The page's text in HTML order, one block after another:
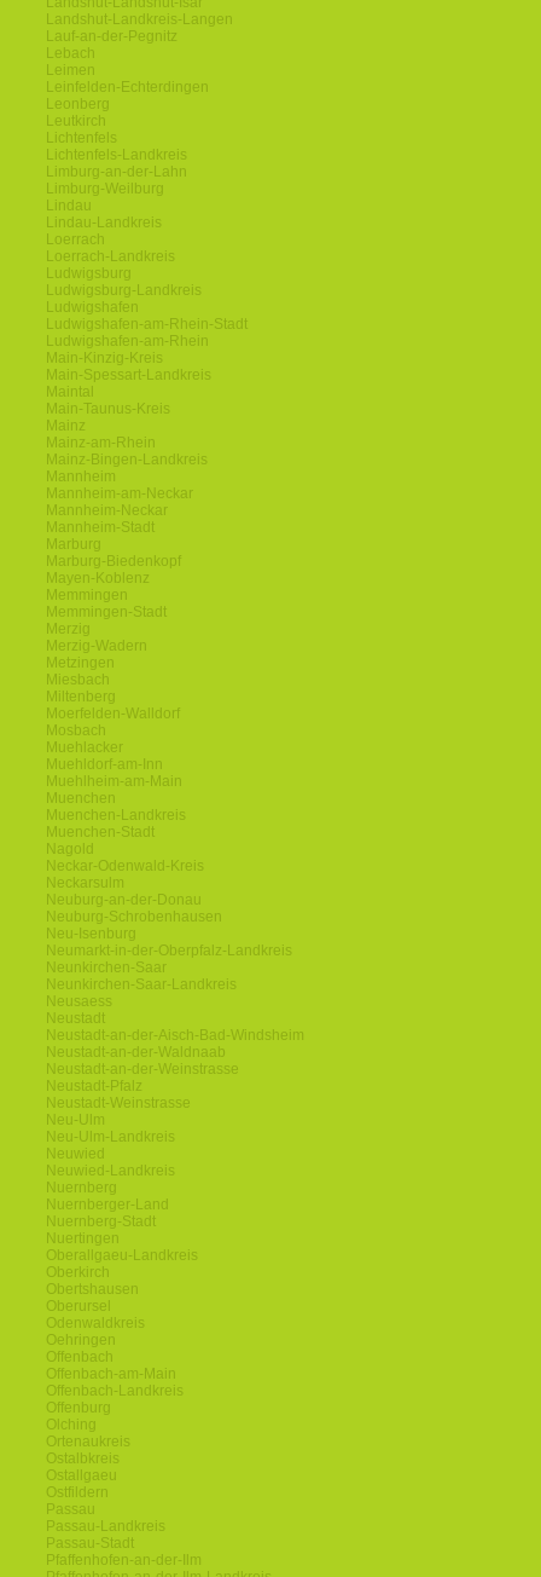
Landshut-Landkreis-Langen
Lauf-an-der-Pegnitz
Lebach
Leimen
Leinfelden-Echterdingen
Leonberg
Leutkirch
Lichtenfels
Lichtenfels-Landkreis
Limburg-an-der-Lahn
Limburg-Weilburg
Lindau
Lindau-Landkreis
Loerrach
Loerrach-Landkreis
Ludwigsburg
Ludwigsburg-Landkreis
Ludwigshafen
Ludwigshafen-am-Rhein-Stadt
Ludwigshafen-am-Rhein
Main-Kinzig-Kreis
Main-Spessart-Landkreis
Maintal
Main-Taunus-Kreis
Mainz
Mainz-am-Rhein
Mainz-Bingen-Landkreis
Mannheim
Mannheim-am-Neckar
Mannheim-Neckar
Mannheim-Stadt
Marburg
Marburg-Biedenkopf
Mayen-Koblenz
Memmingen
Memmingen-Stadt
Merzig
Merzig-Wadern
Metzingen
Miesbach
Miltenberg
Moerfelden-Walldorf
Mosbach
Muehlacker
Muehldorf-am-Inn
Muehlheim-am-Main
Muenchen
Muenchen-Landkreis
Muenchen-Stadt
Nagold
Neckar-Odenwald-Kreis
Neckarsulm
Neuburg-an-der-Donau
Neuburg-Schrobenhausen
Neu-Isenburg
Neumarkt-in-der-Oberpfalz-Landkreis
Neunkirchen-Saar
Neunkirchen-Saar-Landkreis
Neusaess
Neustadt
Neustadt-an-der-Aisch-Bad-Windsheim
Neustadt-an-der-Waldnaab
Neustadt-an-der-Weinstrasse
Neustadt-Pfalz
Neustadt-Weinstrasse
Neu-Ulm
Neu-Ulm-Landkreis
Neuwied
Neuwied-Landkreis
Nuernberg
Nuernberger-Land
Nuernberg-Stadt
Nuertingen
Oberallgaeu-Landkreis
Oberkirch
Obertshausen
Oberursel
Odenwaldkreis
Oehringen
Offenbach
Offenbach-am-Main
Offenbach-Landkreis
Offenburg
Olching
Ortenaukreis
Ostalbkreis
Ostallgaeu
Ostfildern
Passau
Passau-Landkreis
Passau-Stadt
Pfaffenhofen-an-der-Ilm